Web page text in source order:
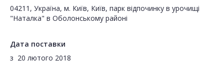
04211, Україна, м. Київ, Київ, парк відпочинку в урочищі
"Наталка" в Оболонському районі
Дата поставки
з 20 лютого 2018